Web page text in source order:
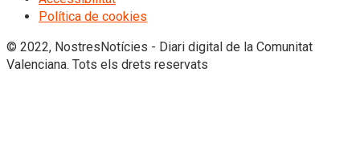
Política de cookies
© 2022, NostresNotícies - Diari digital de la Comunitat
Valenciana. Tots els drets reservats